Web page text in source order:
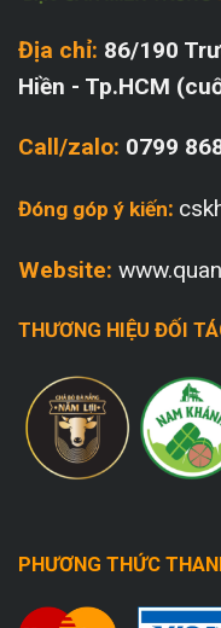
Địa chỉ: 86/190
Hiền - Tp.HCM
Call/zalo: 0799
Đóng góp ý kiến:
Website:
THƯƠNG HIỆU ĐỐI
PHƯƠNG THỨC